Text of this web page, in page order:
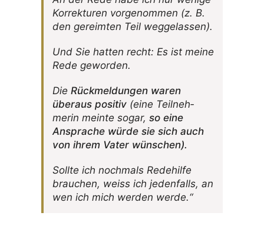
Korrek­turen vorge­nommen (z. B.
den gereimten Teil weggelassen).
Und Sie hatten recht: Es ist meine
Rede geworden.
Die Rück­mel­dungen waren
überaus positiv (eine Teil­neh­
merin meinte sogar, so eine
Ansprache würde sie sich auch
von ihrem Vater wünschen).
Sollte ich noch­mals Rede­hilfe
brau­chen, weiss ich jeden­falls, an
wen ich mich werden werde.“